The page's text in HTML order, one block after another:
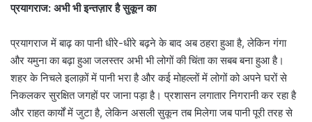
प्रयागराज: अभी भी इन्तज़ार है सुकून का
प्रयागराज में बाढ़ का पानी धीरे-धीरे बढ़ने के बाद अब ठहरा हुआ है, लेकिन गंगा
और यमुना का बढ़ा हुआ जलस्तर अभी भी लोगों की चिंता का सबब बना हुआ है।
शहर के निचले इलाक़ों में पानी भरा है और कई मोहल्लों में लोगों को अपने घरों से
निकलकर सुरक्षित जगहों पर जाना पड़ा है। प्रशासन लगातार निगरानी कर रहा है
और राहत कार्यों में जुटा है, लेकिन असली सुकून तब मिलेगा जब पानी पूरी तरह से